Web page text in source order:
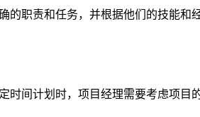
职责和任务，并根据他们的技能和
间计划时，项目经理需要考虑项目